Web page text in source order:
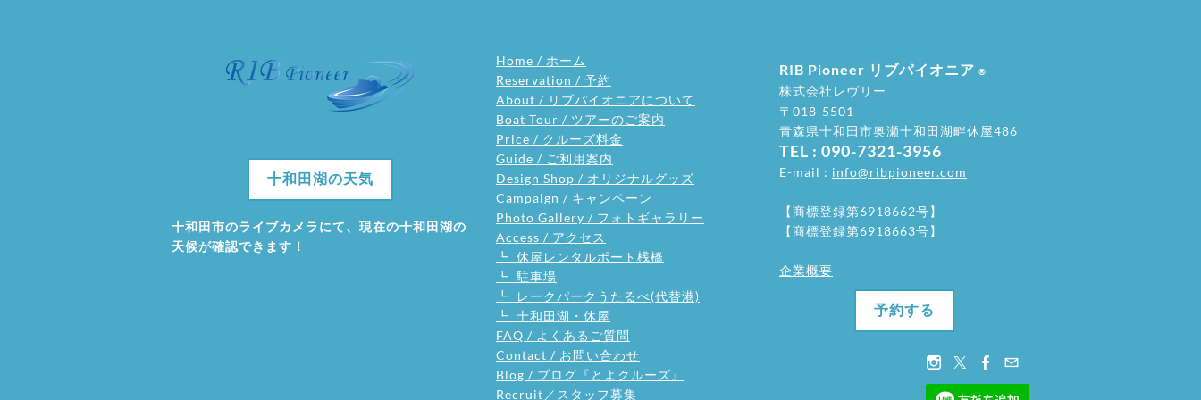
十和田湖の天気
十和田市のライブカメラにて、現在の十和田湖の
天候が確認できます！
Home / ホーム
Reservation / 予約
About / リブパイオニアについて
Boat Tour / ツアーのご案内
Price / クルーズ料金
Guide / ご利用案内
Design Shop / オリジナルグッズ
Campaign / キャンペーン
Photo Gallery / フォトギャラリー
Access / アクセス
┗ 休屋レンタルボート桟橋
┗ 駐車場
┗ レークパークうたるべ(代替港)
┗ 十和田湖・休屋
FAQ / よくあるご質問
Contact / お問い合わせ
Blog / ブログ『とよクルーズ』
Recruit／スタッフ募集
RIB Pioneer リブパイオニア ®
株式会社レヴリー
〒018-5501
​青森県十和田市奥瀬十和田湖畔休屋486
TEL : 090-7321-3956
E-mail : info@ribpioneer.com
【商標登録第6918662号】
【商標登録第6918663号】
企業概要
予約する